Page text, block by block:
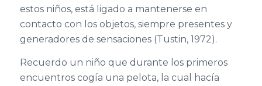
estos niños, está ligado a mantenerse en
contacto con los objetos, siempre presentes y
generadores de sensaciones(Tustin, 1972).
Recuerdo un niño que durante los primeros
encuentros cogía una pelota, la cual
hacía